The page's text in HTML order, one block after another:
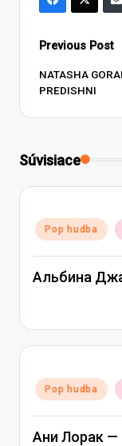
Post
Previous Post
NATASHA
PREDISHNI
Súvisiace
Posted
in
Pop hudba
Альбина
Posted
in
Pop hudba
Ани Лорак —